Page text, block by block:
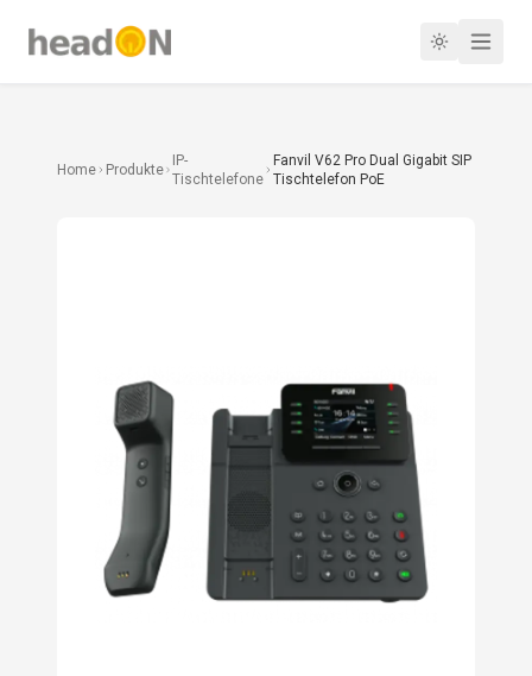
Home Produkte
IP-
Tischtelefone
Fanvil V62 Pro Dual Gigabit SIP
Tischtelefon PoE